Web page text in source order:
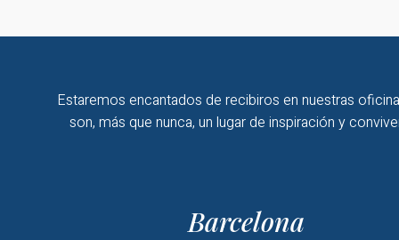
Estaremos encantados de recibiros en nuestras
son, más que nunca, un lugar de inspiración y
Barcelona